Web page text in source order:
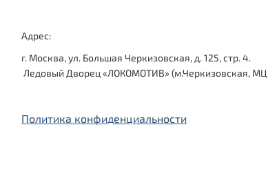
Адрес:
г. Москва, ул. Большая Черкизовская, д. 125, стр. 4.
Ледовый Дворец «ЛОКОМОТИВ» (м.Черкизовская,
Политика конфиденциальности